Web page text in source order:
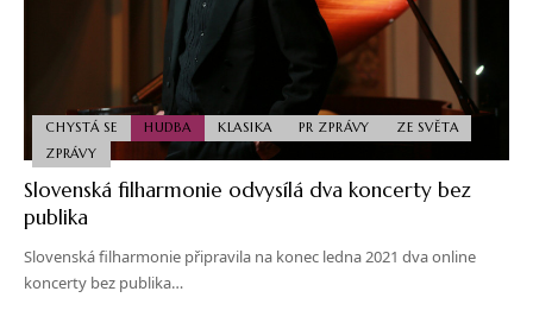
CHYSTÁ SE HUDBA KLASIKA PR ZPRÁVY
ZE SVĚTA
ZPRÁVY
Slovenská filharmonie odvysílá dva koncerty bez
publika
Slovenská filharmonie připravila na konec ledna 2021 dva online
koncerty bez publika…